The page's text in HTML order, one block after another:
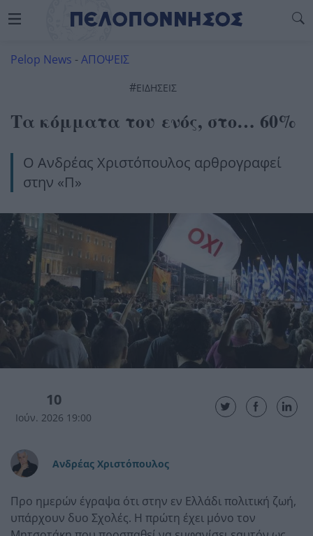
Pelop News -ΑΠΟΨΕΙΣ
#ΕΙΔΗΣΕΙΣ
Τα κόμματα του ενός, στο… 60%
Ο Ανδρέας Χριστόπουλος αρθρογραφεί
στην «Π»
10
Ιούν. 2026 19:00
Ανδρέας Χριστόπουλος
Προ ημερών έγραψα ότι στην εν Ελλάδι πολιτική ζωή,
υπάρχουν δυο Σχολές. Η πρώτη έχει μόνο τον